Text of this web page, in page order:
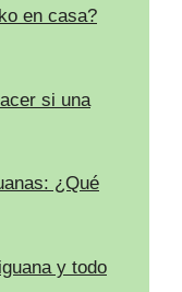
en casa?
si una
¿Qué
y todo